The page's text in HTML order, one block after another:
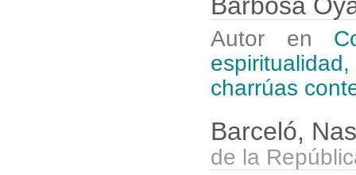
Autor en
charrúas
Barceló,
de la